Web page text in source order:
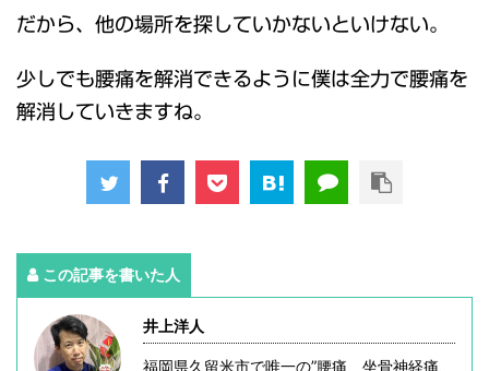
だから、他の場所を探していかないといけない。
少しでも腰痛を解消できるように僕は全力で腰痛を
解消していきますね。
この記事を書いた人
井上洋人
福岡県久留米市で唯一の”腰痛、坐骨神経痛、